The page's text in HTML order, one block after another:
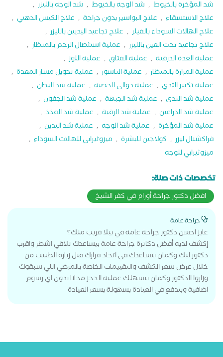
شد المؤخرة بالخيوط , شد الوجه بالخيوط , شد الوجه بالليزر ,
علاج الاستسقاء , علاج البواسير بدون جراحة , علاج الكيس الدهني ,
علاج الهالات السوداء بالفيلر , علاج تجاعيد اليديين بالليزر ,
علاج تجاعيد تحت العين بالليزر , عملية استئصال الرحم بالمنظار ,
عملية الغدة الدرقية , عملية الفتاق , عملية اللوز ,
عملية المرارة بالمنظار , عملية الناسور , عملية تحويل مسار المعدة ,
عملية تكبير الثدي , عملية دوالي الخصية , عملية شد البطن ,
عملية شد الثدي , عملية شد الجبهة , عملية شد الجفون ,
عملية شد الذراعين , عملية شد الرقبة , عملية شد الفخذ ,
عملية شد المؤخرة , عملية شد الوجه , عملية شد اليدين ,
فراكشنال ليزر , كولاجين للبشرة , ميزوثيرابي للهالات السوداء ,
ميزوثيرابي للوجه
تخصصات ذات صلة:
افضل دكتور جراحة أورام في كفر الشيخ
جراحة عامة
عايز احسن دكتور جراحة عامة في بيلا قريب منك؟
إكشف لديه أفضل دكاترة جراحة عامة بيساعدك تلاقي اشطر واقرب
دكتور ليك وكمان بيساعدك في اتخاذ قرارك قبل زيارة الطبيب من
خلال عرض سعر الكشف والتقييمات الخاصة بالمرضي اللي سبقوك
وزاروا الدكتور وكمان بيسهلك عملية الحجز مجانا بدون اي رسوم
اضافية وبتدفع في العيادة بسهولة بسعر العيادة